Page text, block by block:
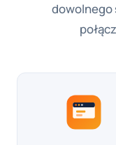
dowolnego